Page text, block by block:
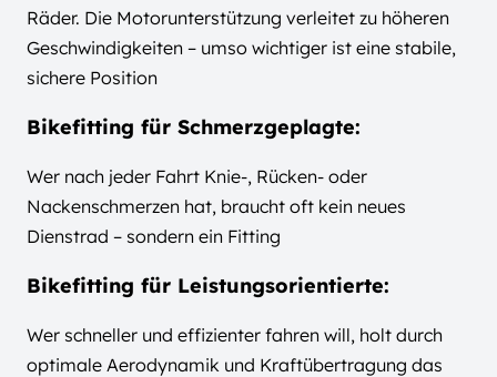
Räder. Die Motorunterstützung verleitet zu höheren
Geschwindigkeiten – umso wichtiger ist eine stabile,
sichere Position
Bikefitting für Schmerzgeplagte:
Wer nach jeder Fahrt Knie-, Rücken- oder
Nackenschmerzen hat, braucht oft kein neues
Dienstrad – sondern ein Fitting
Bikefitting für Leistungsorientierte:
Wer schneller und effizienter fahren will, holt durch
optimale Aerodynamik und Kraftübertragung das